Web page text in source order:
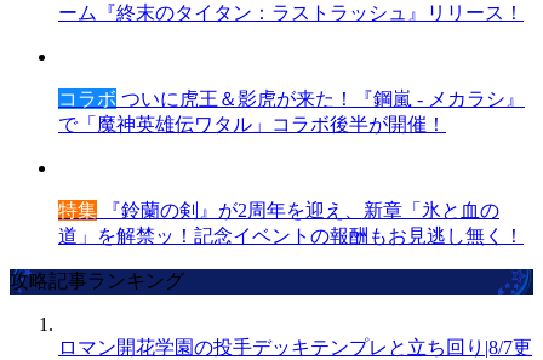
ーム『終末のタイタン：ラストラッシュ』リリース！
コラボ ついに虎王＆影虎が来た！『鋼嵐 - メカラシ』
で「魔神英雄伝ワタル」コラボ後半が開催！
特集 『鈴蘭の剣』が2周年を迎え、新章「氷と血の
道」を解禁ッ！記念イベントの報酬もお見逃し無く！
攻略記事ランキング
ロマン開花学園の投手デッキテンプレと立ち回り|8/7更